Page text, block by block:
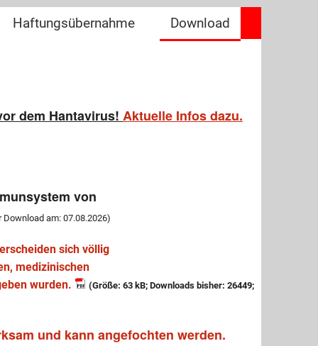
Haftungsübernahme
Download
dem Hantavirus! Aktuelle Infos dazu.
von
am: 07.08.2026)
sich völlig
medizinischen
wurden.
(Größe: 63 kB; Downloads bisher: 26449;
und kann angefochten werden.